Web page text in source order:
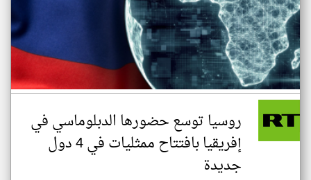
روسيا توسع حضورها الدبلوماسي في
إفريقيا بافتتاح ممثليات في 4 دول
جديدة